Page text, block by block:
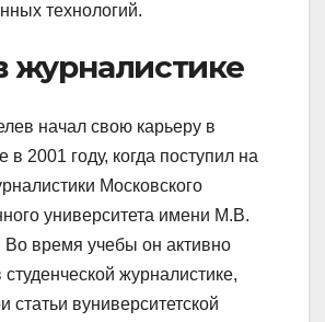
технологий.
журналистике
начал свою карьеру в
в 2001 году, когда поступил на
Московского
университета имени М.В.
время учебы он активно
студенческой журналистике,
статьи вуниверситетской